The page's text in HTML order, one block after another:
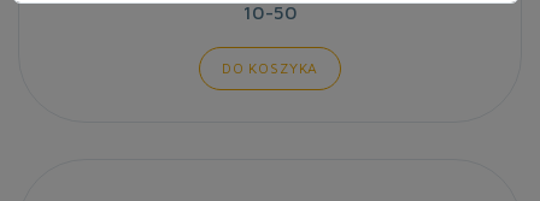
10-50
DO KOSZYKA